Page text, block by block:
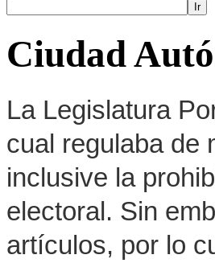
Ir
Ciudad
La Legislatura
cual regulaba de
inclusive la
electoral. Sin
artículos, por lo